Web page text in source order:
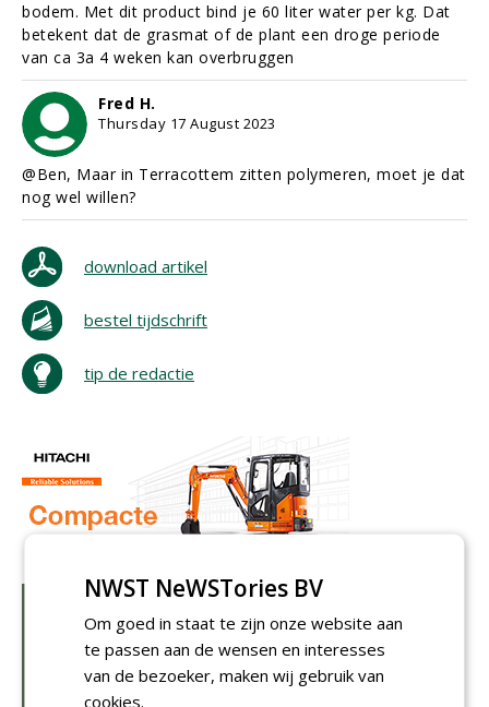
bodem. Met dit product bind je 60 liter water per kg. Dat
betekent dat de grasmat of de plant een droge periode
van ca 3a 4 weken kan overbruggen
Fred H.
Thursday 17 August 2023
@Ben, Maar in Terracottem zitten polymeren, moet je dat
nog wel willen?
download artikel
bestel tijdschrift
tip de redactie
NWST NeWSTories BV
Om goed in staat te zijn onze website aan
te passen aan de wensen en interesses
van de bezoeker, maken wij gebruik van
cookies.